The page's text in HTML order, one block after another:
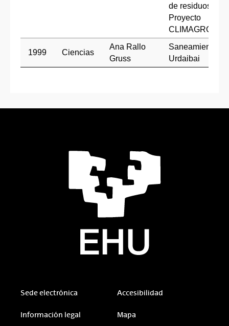
de residuos.
Proyecto
CLIMAGRO
1999 Ciencias
Ana Rallo
Gruss
Saneamiento
Urdaibai
Sede electrónica Accesibilidad
Información legal Mapa